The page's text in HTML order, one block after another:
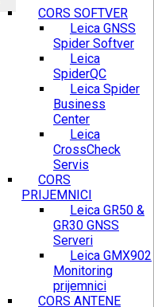
CORS SOFTVER
Leica GNSS
Spider Softver
Leica
SpiderQC
Leica Spider
Business
Center
Leica
CrossCheck
Servis
CORS
PRIJEMNICI
Leica GR50 &
GR30 GNSS
Serveri
Leica GMX902
Monitoring
prijemnici
CORS ANTENE